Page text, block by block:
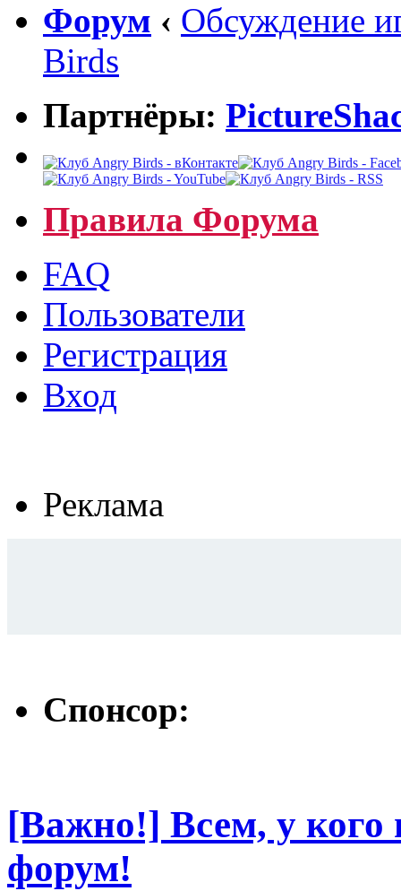
Форум ‹ Обсуждение
Birds
Партнёры:
Правила Форума
FAQ
Пользователи
Регистрация
Вход
Реклама
Спонсор:
[Важно!] Всем, у кого
форум!